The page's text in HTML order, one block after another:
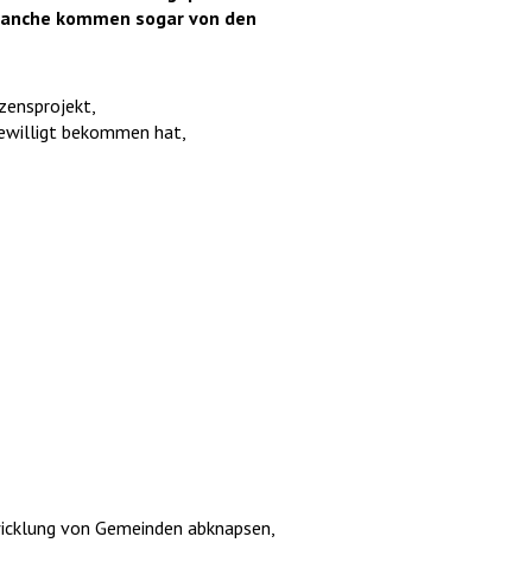
kommen sogar von den
bekommen hat,
von Gemeinden abknapsen,